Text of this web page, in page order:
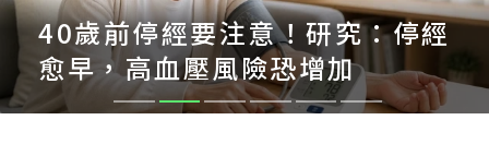
40歲前停經要注意！研究：停經
愈早，高血壓風險恐增加